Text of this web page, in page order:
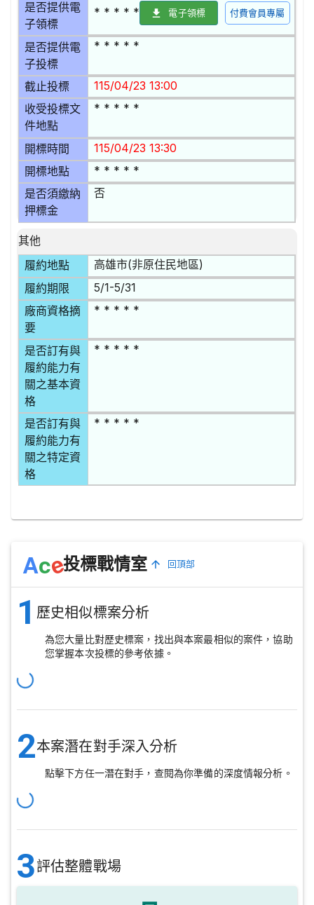
是否提供電
子領標
* * * * * 電子領標 付費會員專屬
是否提供電
子投標
* * * * *
截止投標 115/04/23 13:00
收受投標文
件地點
* * * * *
開標時間 115/04/23 13:30
開標地點 * * * * *
是否須繳納
押標金
否
其他
履約地點
高雄市(非原住民地區)
履約期限 5/1-5/31
廠商資格摘
要
* * * * *
是否訂有與
履約能力有
關之基本資
格
* * * * *
是否訂有與
履約能力有
關之特定資
格
* * * * *
Ace投標戰情室 回頂部
1 歷史相似標案分析
為您大量比對歷史標案，找出與本案最相似的案件，協助
您掌握本次投標的參考依據。
2本案潛在對手深入分析
點擊下方任一潛在對手，查閱為你準備的深度情報分析。
3評估整體戰場